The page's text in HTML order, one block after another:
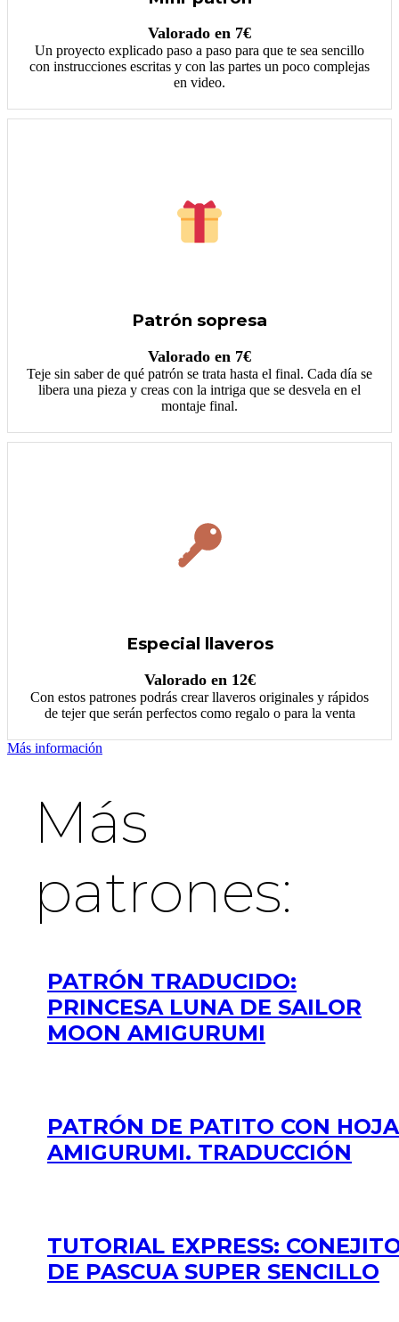
Valorado en 7€
Un proyecto explicado paso a paso para que te sea sencillo
con instrucciones escritas y con las partes un poco complejas
en video.
Patrón sopresa
Valorado en 7€
Teje sin saber de qué patrón se trata hasta el final. Cada día se
libera una pieza y creas con la intriga que se desvela en el
montaje final.
Especial llaveros
Valorado en 12€
Con estos patrones podrás crear llaveros originales y rápidos
de tejer que serán perfectos como regalo o para la venta
Más información
Más
patrones:
PATRÓN TRADUCIDO:
PRINCESA LUNA DE SAILOR
MOON AMIGURUMI
PATRÓN DE PATITO CON HOJA
AMIGURUMI. TRADUCCIÓN
TUTORIAL EXPRESS:
DE PASCUA SUPER SENCILLO